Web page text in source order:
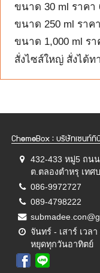
ขนาด 30 ml ราคา
ขนาด 250 ml ราค
ขนาด 1,000 ml รา
สั่งไซส์ใหญ่ สั่งได้ท
ChemeBox : บริษัทเซนท์ทิ
432-433 หมู่5 ถน
ต.ตลองตำหรุ เทศ
086-9972727
089-4798222
จันทร์ - เสาร์ เวล
หยุดทุกวันอาทิตย์